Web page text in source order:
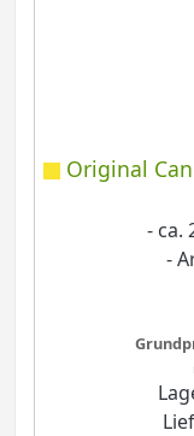
Original
- ca.
-